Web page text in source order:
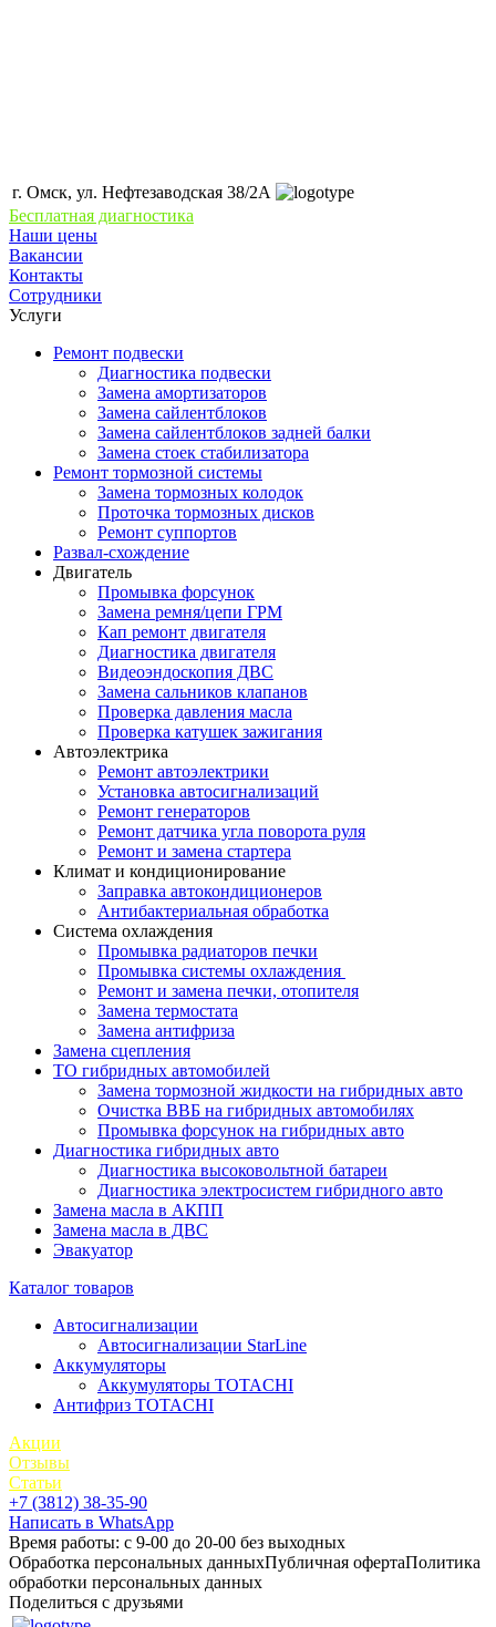
г. Омск, ул. Нефтезаводская 38/2А
Бесплатная диагностика
Наши цены
Вакансии
Контакты
Сотрудники
Услуги
Ремонт подвески
Диагностика подвески
Замена амортизаторов
Замена сайлентблоков
Замена сайлентблоков задней балки
Замена стоек стабилизатора
Ремонт тормозной системы
Замена тормозных колодок
Проточка тормозных дисков
Ремонт суппортов
Развал-схождение
Двигатель
Промывка форсунок
Замена ремня/цепи ГРМ
Кап ремонт двигателя
Диагностика двигателя
Видеоэндоскопия ДВС
Замена сальников клапанов
Проверка давления масла
Проверка катушек зажигания
Автоэлектрика
Ремонт автоэлектрики
Установка автосигнализаций
Ремонт генераторов
Ремонт датчика угла поворота руля
Ремонт и замена стартера
Климат и кондиционирование
Заправка автокондиционеров
Антибактериальная обработка
Система охлаждения
Промывка радиаторов печки
Промывка системы охлаждения
Ремонт и замена печки, отопителя
Замена термостата
Замена антифриза
Замена сцепления
ТО гибридных автомобилей
Замена тормозной жидкости на гибридных авто
Очистка ВВБ на гибридных автомобилях
Промывка форсунок на гибридных авто
Диагностика гибридных авто
Диагностика высоковольтной батареи
Диагностика электросистем гибридного авто
Замена масла в АКПП
Замена масла в ДВС
Эвакуатор
Каталог товаров
Автосигнализации
Автосигнализации StarLine
Аккумуляторы
Аккумуляторы TOTACHI
Антифриз TOTACHI
Акции
Отзывы
Статьи
+7 (3812) 38-35-90
Написать в WhatsApp
Время работы: с 9-00 до 20-00 без выходных
Обработка персональных данныхПубличная офертаПолитика
обработки персональных данных
Поделиться с друзьями